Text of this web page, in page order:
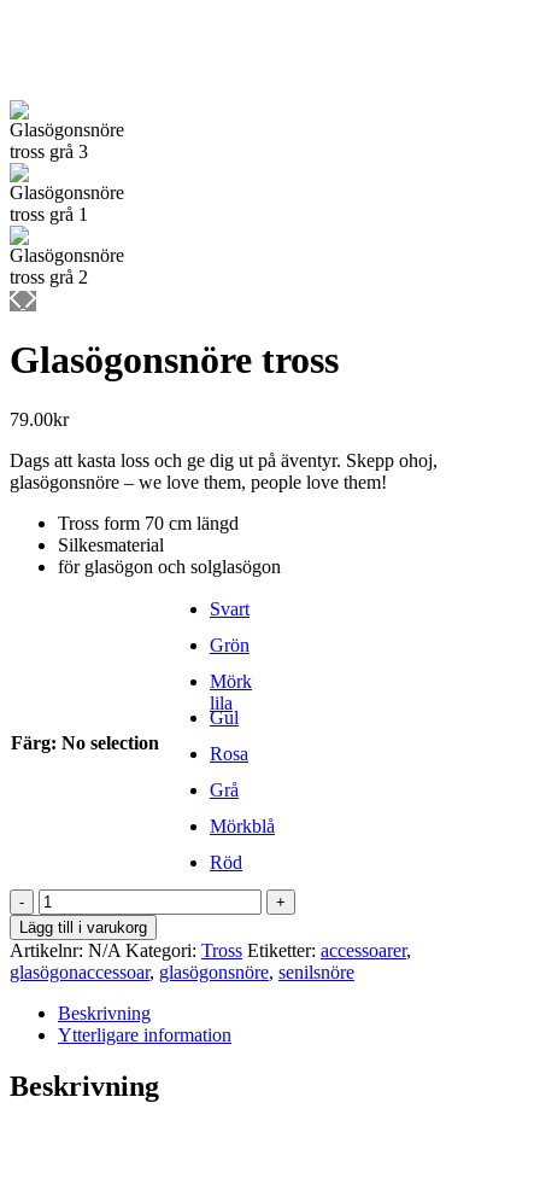
Glasögonsnöre tross
79.00kr
Dags att kasta loss och ge dig ut på äventyr. Skepp ohoj,
glasögonsnöre – we love them, people love them!
Tross form 70 cm längd
Silkesmaterial
för glasögon och solglasögon
Färg: No selection
Svart
Grön
Mörk
lila
Gul
Rosa
Grå
Mörkblå
Röd
Glasögonsnöre
tross
mängd
Lägg till i varukorg
Artikelnr: N/A Kategori: Tross Etiketter: accessoarer,
glasögonaccessoar, glasögonsnöre, senilsnöre
Beskrivning
Ytterligare information
Beskrivning